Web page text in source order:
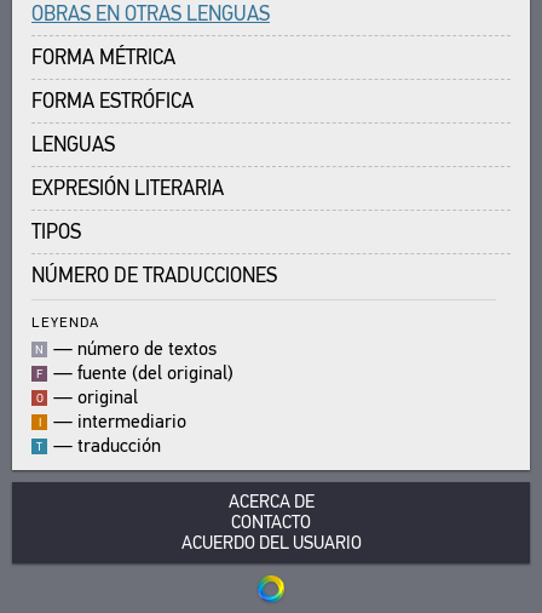
OBRAS EN OTRAS LENGUAS
FORMA MÉTRICA
FORMA ESTRÓFICA
LENGUAS
EXPRESIÓN LITERARIA
TIPOS
NÚMERO DE TRADUCCIONES
LEYENDA
N — número de textos
F — fuente (del original)
O — original
I — intermediario
T — traducción
ACERCA DE
CONTACTO
ACUERDO DEL USUARIO